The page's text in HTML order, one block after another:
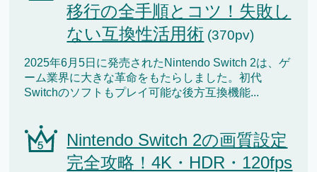
移行の全手順とコツ！失敗し
ない互換性活用術 (370pv)
2025年6月5日に発売されたNintendo Switch 2は、ゲ
ーム業界に大きな革命をもたらしました。初代
Switchのソフトもプレイ可能な後方互換機能...
Nintendo Switch 2の画質設定
完全攻略！4K・HDR・120fps